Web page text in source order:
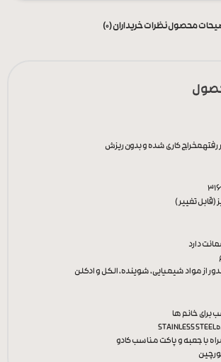
محصولنظرات خریداران (0)
رفتهمخراج کاری شده و بدون ریزش
(قابل تغییر)
دارد
دور از مواد شیمیایی، شوینده، الکل و ادکلن
برای خانم ها
STAINLESS STEEL
با جعبه و پاکت مناسب کادو
چین